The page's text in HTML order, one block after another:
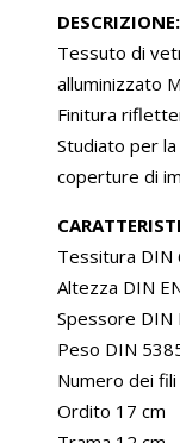
DESCRIZIONE:
Tessuto di
alluminizzato
Finitura
Studiato per
coperture di
Tessitura DIN
Altezza DIN
Spessore DIN
Peso DIN
Numero dei
Ordito 17 cm